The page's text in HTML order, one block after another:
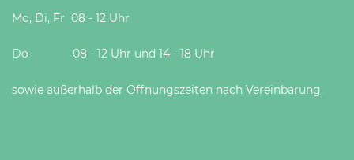
Mo, Di, Fr 08 - 12 Uhr
Do 08 - 12 Uhr und 14 - 18 Uhr
sowie außerhalb der Öffnungszeiten nach Vereinbarung.